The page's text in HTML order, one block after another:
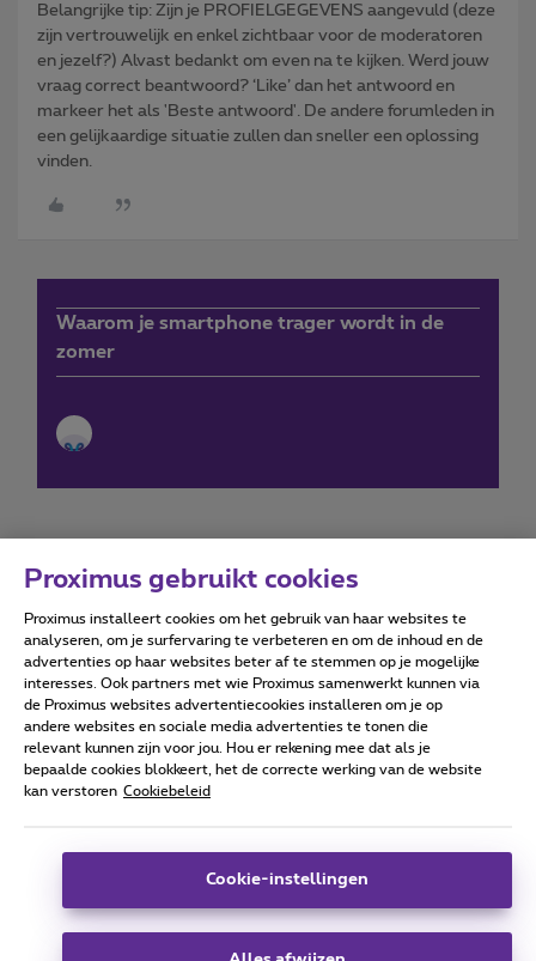
Belangrijke tip: Zijn je PROFIELGEGEVENS aangevuld (deze
zijn vertrouwelijk en enkel zichtbaar voor de moderatoren
en jezelf?) Alvast bedankt om even na te kijken. Werd jouw
vraag correct beantwoord? ‘Like’ dan het antwoord en
markeer het als 'Beste antwoord'. De andere forumleden in
een gelijkaardige situatie zullen dan sneller een oplossing
vinden.
Waarom je smartphone trager wordt in de
zomer
Forumvoorwaarden Accessibility statement
Alle rechten voorbehouden. © Proximus
Algemene voorwaarden, consumenteninfo
Deze website is gecreëerd en wordt beheerd conform het
Koning Albert II-laan 27 - B-1030 Brussel.
Proximus gebruikt cookies
Proximus installeert cookies om het gebruik van haar websites te
analyseren, om je surfervaring te verbeteren en om de inhoud en de
advertenties op haar websites beter af te stemmen op je mogelijke
interesses. Ook partners met wie Proximus samenwerkt kunnen via
de Proximus websites advertentiecookies installeren om je op
andere websites en sociale media advertenties te tonen die
relevant kunnen zijn voor jou. Hou er rekening mee dat als je
bepaalde cookies blokkeert, het de correcte werking van de website
kan verstoren Cookiebeleid
Cookie-instellingen